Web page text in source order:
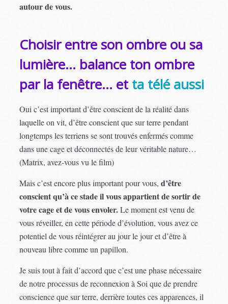
autour de vous.
Choisir entre son ombre ou sa
lumière… balance ton ombre
par la fenêtre… et ta télé aussi
Oui c’est important d’être conscient de la réalité dans
laquelle on vit, d’être conscient que sur terre pendant
longtemps les terriens se sont trouvés enfermés comme
dans une cage et déconnectés de leur véritable nature…
(Matrix, avez-vous vu le film)
Mais c’est encore plus important pour vous, d’être
conscient qu’à ce stade il vous appartient de sortir de
votre cage et de vous envoler.Le moment est venu de
vous réveiller, en cette période d’évolution, vous avez ce
potentiel de vous réintégrer au jour le jour et d’être à
nouveau libre comme un papillon.
Je suis tout à fait d’accord que c’est une phase nécessaire
de notre processus de reconnexion à Soi que de prendre
conscience que sur terre, derrière toutes ces apparences, il